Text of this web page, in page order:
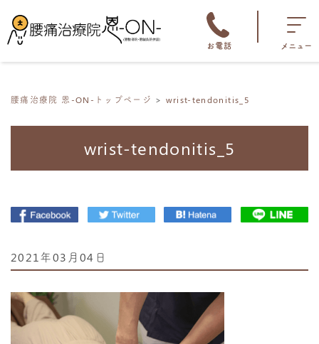
お電話 メニュー
腰痛治療院 恩-ON-トップページ wrist-tendonitis_5
wrist-tendonitis_5
2021年03月04日